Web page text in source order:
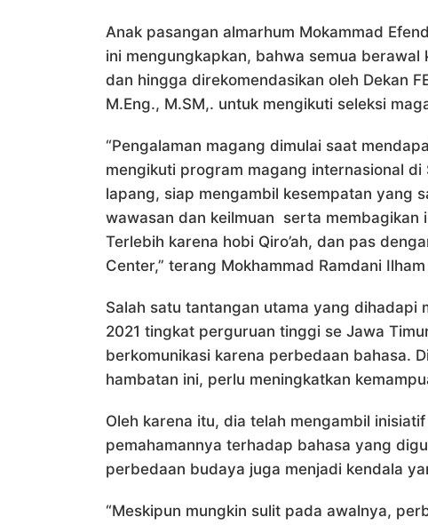
Anak pasangan almarhum Mokammad
ini mengungkapkan, bahwa semua
dan hingga direkomendasikan oleh Dekan
M.Eng., M.SM,. untuk mengikuti seleksi
“Pengalaman magang dimulai saat
mengikuti program magang internasional
lapang, siap mengambil kesempatan yang
wawasan dan keilmuan serta membagikan
Terlebih karena hobi Qiro’ah, dan pas
Center,” terang Mokhammad Ramdani
Salah satu tantangan utama yang dihadapi
2021 tingkat perguruan tinggi se Jawa
berkomunikasi karena perbedaan bahasa.
hambatan ini, perlu meningkatkan
Oleh karena itu, dia telah mengambil
pemahamannya terhadap bahasa yang
perbedaan budaya juga menjadi kendala
“Meskipun mungkin sulit pada awalnya,